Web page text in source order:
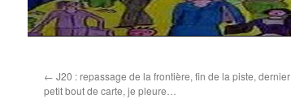
← J20 : repassage de la frontière, fin de la piste, dernier
petit bout de carte, je pleure…